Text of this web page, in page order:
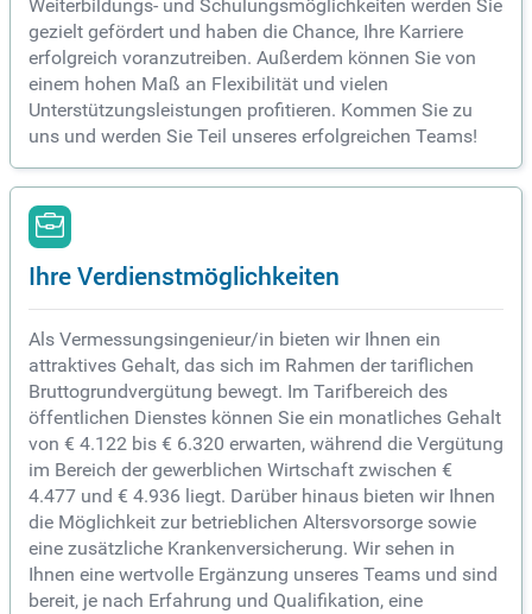
Weiterbildungs- und Schulungsmöglichkeiten werden Sie
gezielt gefördert und haben die Chance, Ihre Karriere
erfolgreich voranzutreiben. Außerdem können Sie von
einem hohen Maß an Flexibilität und vielen
Unterstützungsleistungen profitieren. Kommen Sie zu
uns und werden Sie Teil unseres erfolgreichen Teams!
Ihre Verdienstmöglichkeiten
Als Vermessungsingenieur/in bieten wir Ihnen ein
attraktives Gehalt, das sich im Rahmen der tariflichen
Bruttogrundvergütung bewegt. Im Tarifbereich des
öffentlichen Dienstes können Sie ein monatliches Gehalt
von € 4.122 bis € 6.320 erwarten, während die Vergütung
im Bereich der gewerblichen Wirtschaft zwischen €
4.477 und € 4.936 liegt. Darüber hinaus bieten wir Ihnen
die Möglichkeit zur betrieblichen Altersvorsorge sowie
eine zusätzliche Krankenversicherung. Wir sehen in
Ihnen eine wertvolle Ergänzung unseres Teams und sind
bereit, je nach Erfahrung und Qualifikation, eine